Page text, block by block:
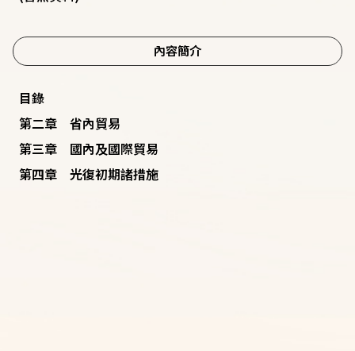
內容簡介
目錄
第二章 省內貿易
第三章 國內及國際貿易
第四章 光復初期諸措施